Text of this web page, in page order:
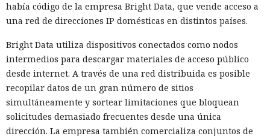
había código de la empresa Bright Data, que vende acceso a
una red de direcciones IP domésticas en distintos países.
Bright Data utiliza dispositivos conectados como nodos
intermedios para descargar materiales de acceso público
desde internet. A través de una red distribuida es posible
recopilar datos de un gran número de sitios
simultáneamente y sortear limitaciones que bloquean
solicitudes demasiado frecuentes desde una única
dirección. La empresa también comercializa conjuntos de